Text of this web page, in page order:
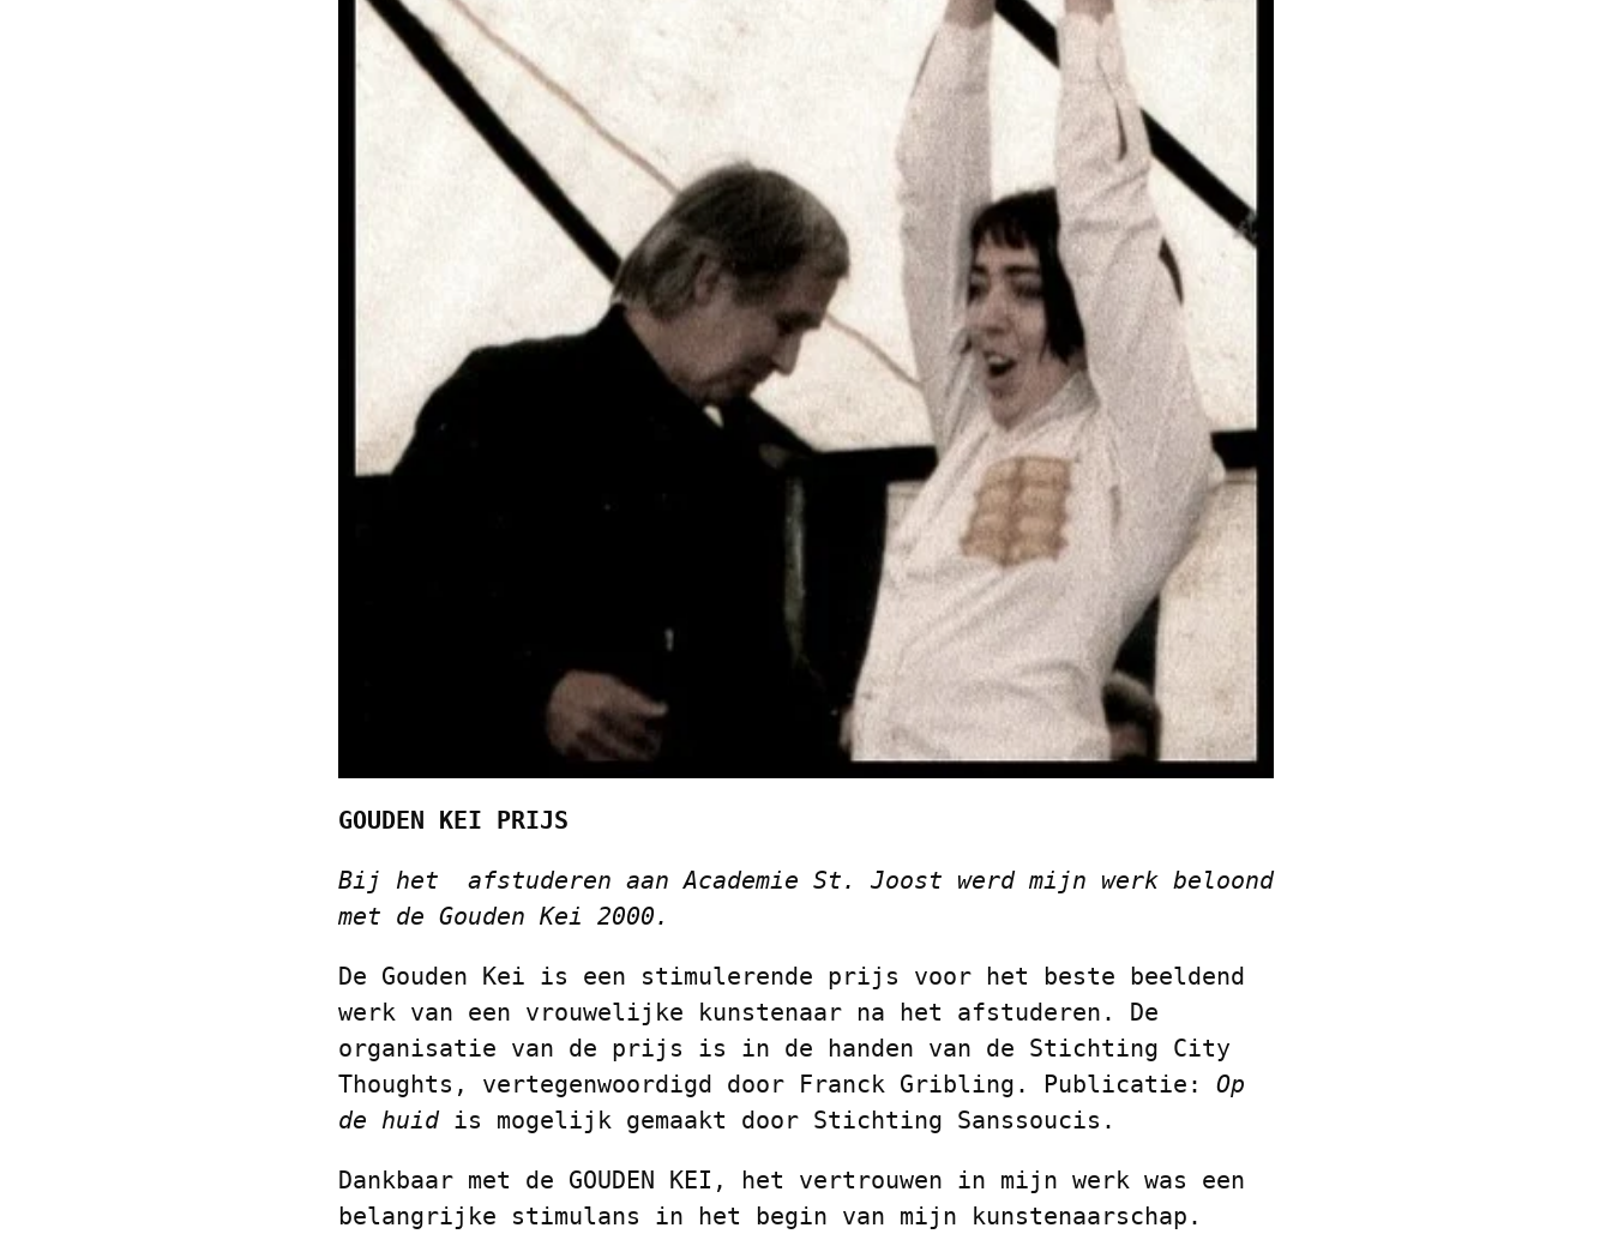
GOUDEN KEI PRIJS
Bij het afstuderen aan Academie St. Joost werd mijn werk beloond
met de Gouden Kei 2000.
De Gouden Kei is een stimulerende prijs voor het beste beeldend
werk van een vrouwelijke kunstenaar na het afstuderen. De
organisatie van de prijs is in de handen van de Stichting City
Thoughts, vertegenwoordigd door Franck Gribling. Publicatie: Op
de huidis mogelijk gemaakt door Stichting Sanssoucis.
Dankbaar met de GOUDEN KEI, het vertrouwen in mijn werk was een
belangrijke stimulans in het begin van mijn kunstenaarschap.